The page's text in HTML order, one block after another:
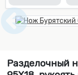
Разделочный